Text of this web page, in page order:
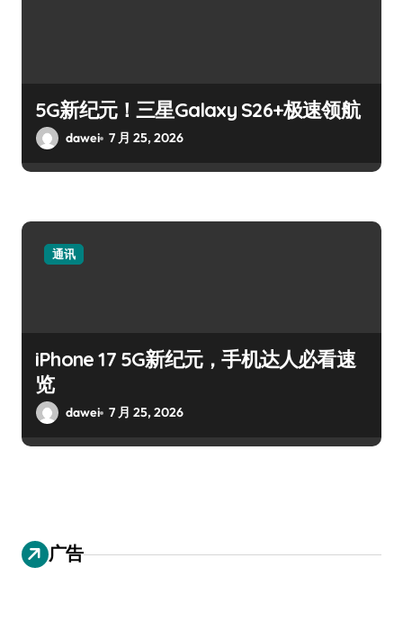
5G新纪元！三星Galaxy S26+极速领航
dawei 7 月 25, 2026
通讯
iPhone 17 5G新纪元，手机达人必看速
览
dawei 7 月 25, 2026
广告